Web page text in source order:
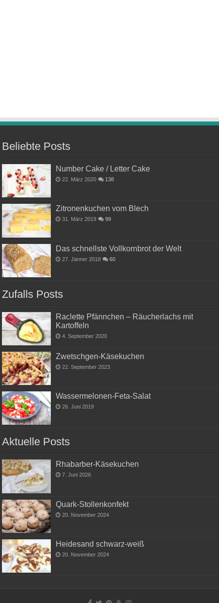
Beliebte Posts
Number Cake / Letter Cake
22. März 2020 138
Zitronenkuchen vom Blech
31. März 2019 99
Das schnellste Vollkornbrot der Welt
27. Jänner 2018 60
Zufalls Posts
Raclette Pfännchen – Räucherlachs mit
Kartoffeln
4. September 2020
Zwetschgen-Käsekuchen
22. September 2023
Wassermelonen-Feta-Salat
26. Juni 2019
Aktuelle Posts
Rhabarber-Käsekuchen
7. Juni 2026
Quark-Stollenkonfekt
20. November 2024
Heidesand schwarz-weiß
20. November 2024